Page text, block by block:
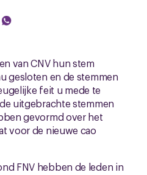
van CNV hun stem
gesloten en de stemmen
feit u mede te
uitgebrachte stemmen
gevormd over het
voor de nieuwe cao
FNV hebben de leden in